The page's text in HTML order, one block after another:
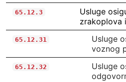
65.12.3
Usluge
zrakoplova
65.12.31
Usluge
voznog
65.12.32
Usluge